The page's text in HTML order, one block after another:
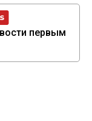
первым